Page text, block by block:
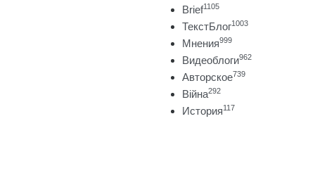
Brief1105
ТекстБлог1003
Мнения999
Видеоблоги962
Авторское739
Війна292
История117